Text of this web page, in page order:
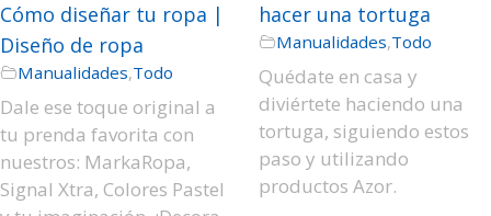
Cómo diseñar tu ropa |
Diseño de ropa
Manualidades,Todo
Dale ese toque original a
tu prenda favorita con
nuestros: MarkaRopa,
Signal Xtra, Colores Pastel
hacer una tortuga
Manualidades,Todo
Quédate en casa y
diviértete haciendo una
tortuga, siguiendo estos
paso y utilizando
productos Azor.